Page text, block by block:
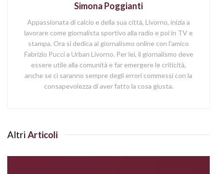
Simona Poggianti
Appassionata di calcio e della sua città, Livorno, inizia a
lavorare come giornalista sportivo alla radio e poi in TV e
stampa. Ora si dedica al giornalismo online con l'amico
Fabrizio Pucci a Urban Livorno. Per lei, il giornalismo deve
essere utile alla comunità e far emergere le criticità,
anche se ci saranno sempre degli errori commessi con la
consapevolezza di aver fatto la cosa giusta.
Altri Articoli